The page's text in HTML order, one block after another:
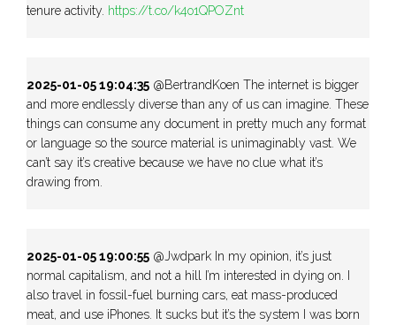
tenure activity. https://t.co/k4o1QPOZnt
2025-01-05 19:04:35 @BertrandKoen The internet is bigger
and more endlessly diverse than any of us can imagine. These
things can consume any document in pretty much any format
or language so the source material is unimaginably vast. We
can’t say it’s creative because we have no clue what it’s
drawing from.
2025-01-05 19:00:55 @Jwdpark In my opinion, it’s just
normal capitalism, and not a hill I’m interested in dying on. I
also travel in fossil-fuel burning cars, eat mass-produced
meat, and use iPhones. It sucks but it’s the system I was born